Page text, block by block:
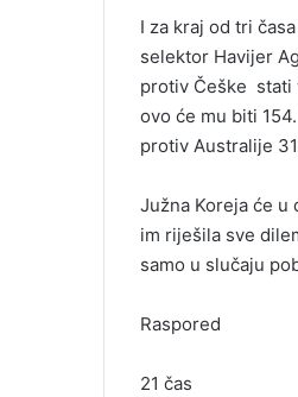
I za kraj od tri
selektor Havijer
protiv Češke stati
ovo će mu biti
protiv Australije
Južna Koreja će u
im riješila sve
samo u slučaju
Raspored
21 čas